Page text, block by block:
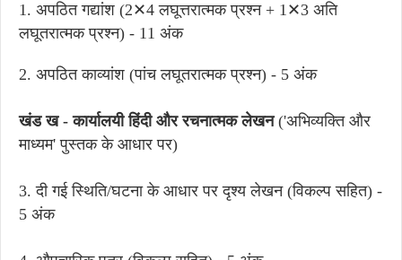
1. अपठित गद्यांश (2✕4 लघूत्तरात्मक प्रश्न + 1✕3 अति
लघूतरात्मक प्रश्न) - 11 अंक
2. अपठित काव्यांश (पांच लघूतरात्मक प्रश्न) - 5 अंक
खंड ख - कार्यालयी हिंदी और रचनात्मक लेखन('अभिव्यक्ति और
माध्यम' पुस्तक के आधार पर)
3. दी गई स्थिति/घटना के आधार पर दृश्य लेखन (विकल्प सहित) -
5 अंक